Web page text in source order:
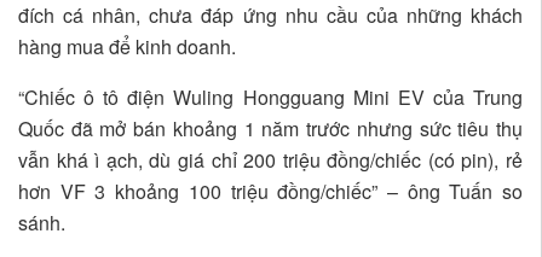
đích cá nhân, chưa đáp ứng nhu cầu của những khách
hàng mua để kinh doanh.
“Chiếc ô tô điện Wuling Hongguang Mini EV của Trung
Quốc đã mở bán khoảng 1 năm trước nhưng sức tiêu thụ
vẫn khá ì ạch, dù giá chỉ 200 triệu đồng/chiếc (có pin), rẻ
hơn VF 3 khoảng 100 triệu đồng/chiếc” – ông Tuấn so
sánh.